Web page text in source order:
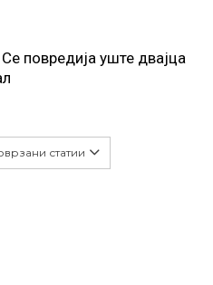
повредија уште двајца
статии